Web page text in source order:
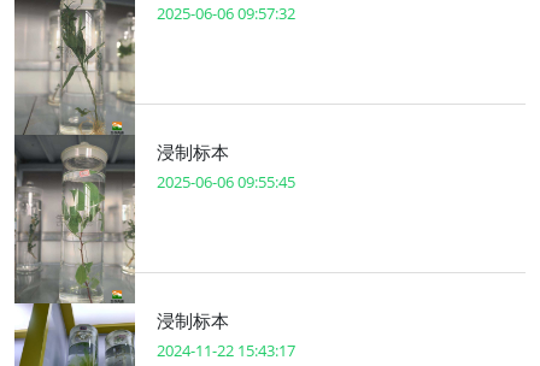
2025-06-06 09:57:32
浸制标本
2025-06-06 09:55:45
浸制标本
2024-11-22 15:43:17